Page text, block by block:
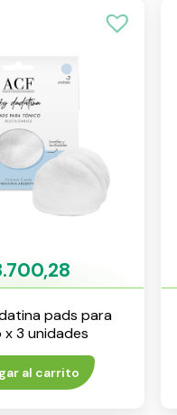
pads para
3 unidades
al carrito